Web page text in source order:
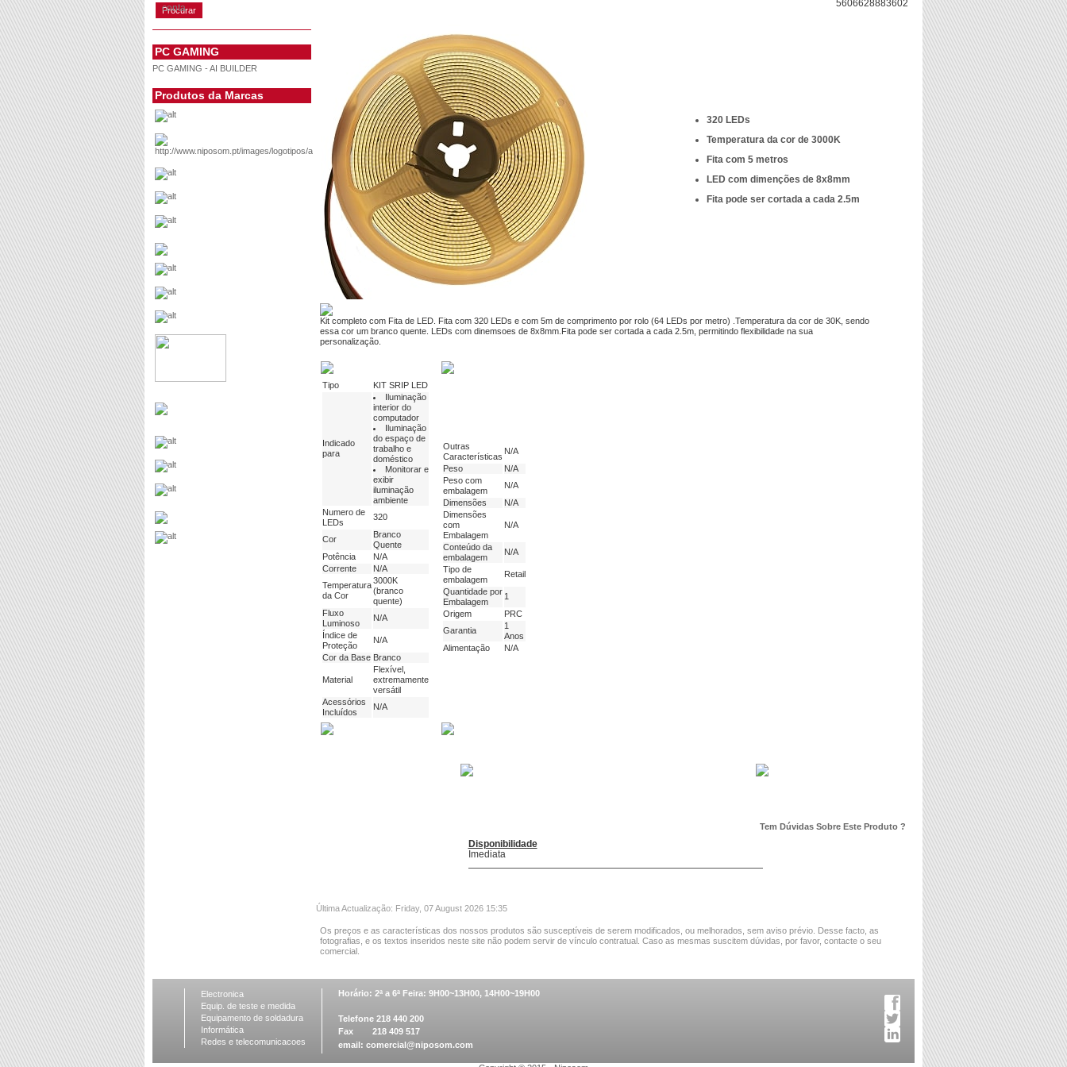
conta
PC GAMING
PC GAMING - AI BUILDER
Produtos da Marcas
5606628883602
320 LEDs
Temperatura da cor de 3000K
Fita com 5 metros
LED com dimenções de 8x8mm
Fita pode ser cortada a cada 2.5m
Kit completo com Fita de LED. Fita com 320 LEDs e com 5m de comprimento por rolo (64 LEDs por metro) .Temperatura da cor de 30K, sendo
essa cor um branco quente. LEDs com dinemsoes de 8x8mm.Fita pode ser cortada a cada 2.5m, permitindo flexibilidade na sua
personalização.
Tipo KIT SRIP LED
Indicado
para
Iluminação
interior do
computador
Iluminação
do espaço de
trabalho e
doméstico
Monitorar e
exibir
iluminação
ambiente
Numero de
LEDs
320
Cor
Branco
Quente
Potência
N/A
Corrente
N/A
Temperatura
da Cor
3000K
(branco
quente)
Fluxo
Luminoso
N/A
Índice de
Proteção
N/A
Cor da Base Branco
Material
Flexível,
extremamente
versátil
Acessórios
Incluídos
N/A
Outras
Características
N/A
Peso
N/A
Peso com
embalagem
N/A
Dimensões
N/A
Dimensões
com
Embalagem
N/A
Conteúdo da
embalagem
N/A
Tipo de
embalagem
Retail
Quantidade por
Embalagem
1
Origem
PRC
Garantia
1
Anos
Alimentação
N/A
Tem Dúvidas Sobre Este Produto ?
Disponibilidade
Imediata
Última Actualização: Friday, 07 August 2026 15:35
Os preços e as características dos nossos produtos são susceptíveis de serem modificados, ou melhorados, sem aviso prévio. Desse facto, as
fotografias, e os textos inseridos neste site não podem servir de vínculo contratual. Caso as mesmas suscitem dúvidas, por favor, contacte o seu
comercial.
Electronica
Equip. de teste e medida
Equipamento de soldadura
Informática
Redes e telecomunicacoes
Horário: 2ª a 6ª Feira: 9H00~13H00, 14H00~19H00
Telefone 218 440 200
Fax 218 409 517
email: comercial@niposom.com